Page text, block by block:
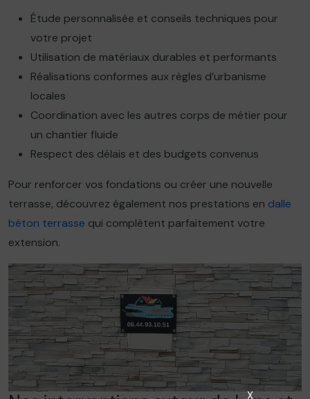
Étude personnalisée et conseils techniques pour
votre projet
Utilisation de matériaux durables et performants
Réalisations conformes aux règles d’urbanisme
locales
Coordination avec les autres corps de métier pour
un chantier fluide
Respect des délais et des budgets convenus
Pour renforcer vos fondations ou créer une nouvelle
terrasse, découvrez également nos prestations en dalle
béton terrasse qui complètent parfaitement votre
extension.
X